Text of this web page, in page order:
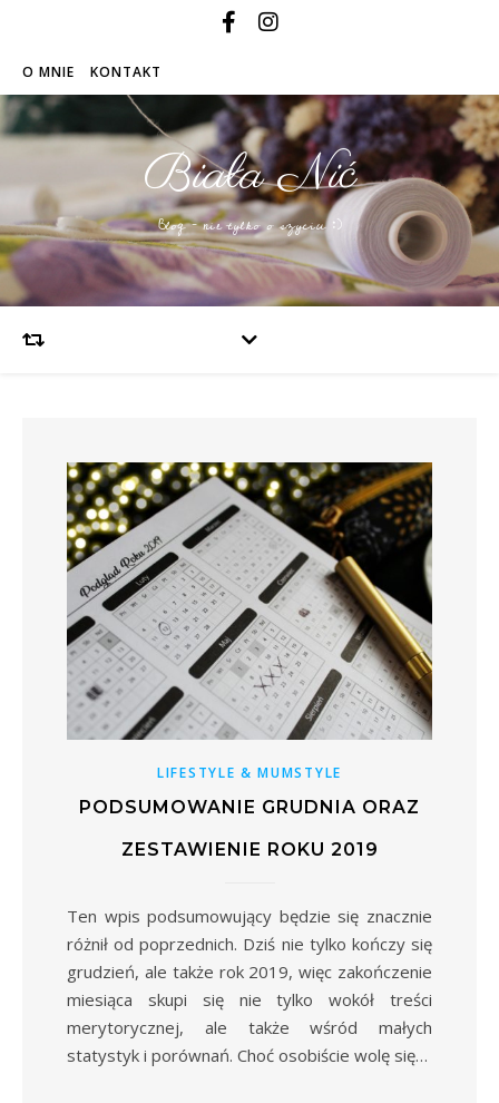
O MNIE KONTAKT
Biała Nić
Blog – nie tylko o szyciu :)
LIFESTYLE & MUMSTYLE
PODSUMOWANIE GRUDNIA ORAZ
ZESTAWIENIE ROKU 2019
Ten wpis podsumowujący będzie się znacznie
różnił od poprzednich. Dziś nie tylko kończy się
grudzień, ale także rok 2019, więc zakończenie
miesiąca skupi się nie tylko wokół treści
merytorycznej, ale także wśród małych
statystyk i porównań. Choć osobiście wolę się…